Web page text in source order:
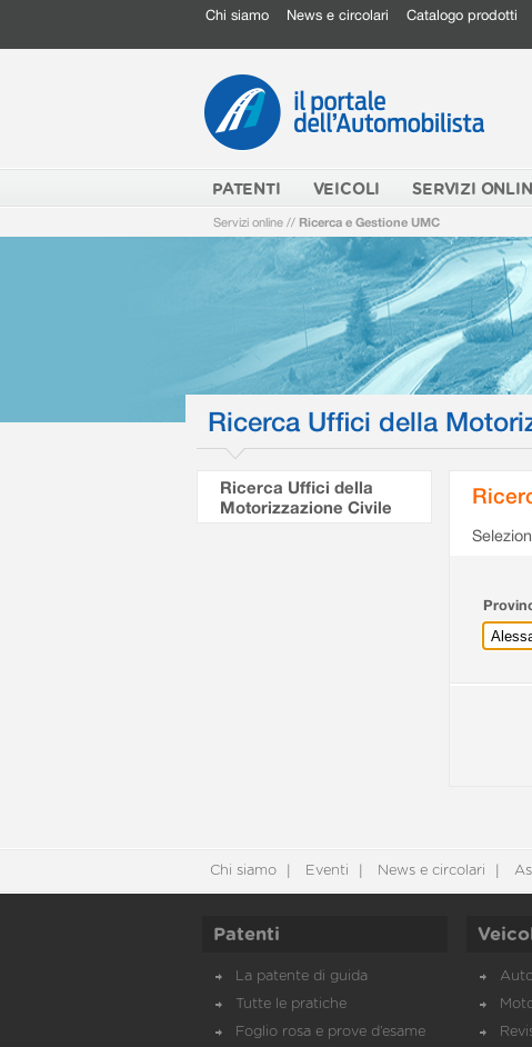
Chi siamo News e circolari Catalogo prodotti
PATENTI VEICOLI SERVIZI
Servizi online // Ricerca e Gestione UMC
Ricerca Uffici della
Ricerca Uffici della
Motorizzazione Civile
Chi siamo Eventi News e circolari
Patenti
La patente di guida
Tutte le pratiche
Foglio rosa e prove d’esame